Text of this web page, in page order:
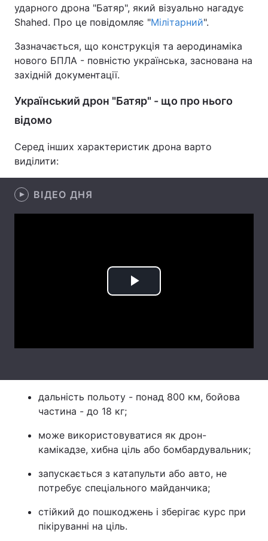
Економіка Світ
Спорт Наука
Техно і зв'язок Лайт
Зброя Інциденти
Здоров'я
Цікавинки Погода
Лонгріди
Вакансії
ударного дрона "Батяр", який візуально нагадує
Shahed. Про це повідомляє "Мілітарний".
Зазначається, що конструкція та аеродинаміка
нового БПЛА - повністю українська, заснована на
західній документації.
Український дрон "Батяр" - що про нього
відомо
Серед інших характеристик дрона варто
виділити:
ВІДЕО ДНЯ
Play
дальність польоту - понад 800 км, бойова
частина - до 18 кг;
може використовуватися як дрон-
камікадзе, хибна ціль або бомбардувальник;
запускається з катапульти або авто, не
потребує спеціального майданчика;
стійкий до пошкоджень і зберігає курс при
пікіруванні на ціль.